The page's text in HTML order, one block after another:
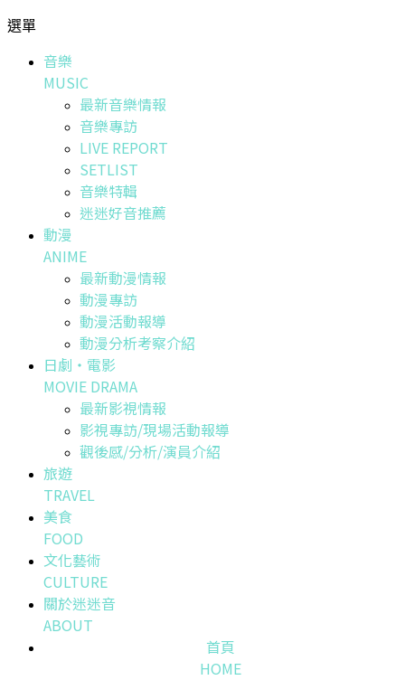
選單
音樂
MUSIC
最新音樂情報
音樂專訪
LIVE REPORT
SETLIST
音樂特輯
迷迷好音推薦
動漫
ANIME
最新動漫情報
動漫專訪
動漫活動報導
動漫分析考察介紹
日劇・電影
MOVIE DRAMA
最新影視情報
影視專訪/現場活動報導
觀後感/分析/演員介紹
旅遊
TRAVEL
美食
FOOD
文化藝術
CULTURE
關於迷迷音
ABOUT
首頁
HOME